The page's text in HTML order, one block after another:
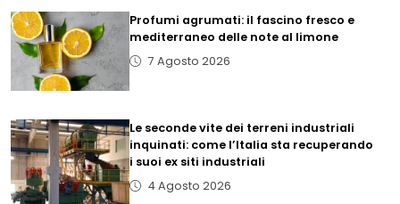
Profumi agrumati: il fascino fresco e
mediterraneo delle note al limone
7 Agosto 2026
Le seconde vite dei terreni industriali
inquinati: come l’Italia sta recuperando
i suoi ex siti industriali
4 Agosto 2026